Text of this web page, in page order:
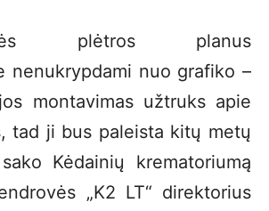
plėtros planus
nenukrypdami nuo grafiko –
montavimas užtruks apie
tad ji bus paleista kitų metų
Kėdainių krematoriumą
„K2 LT“ direktorius